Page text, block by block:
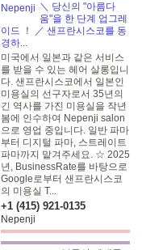
＼ 당신의 "아름다
움"을 한 단계 업그레
이드 ！ ／ 샌프란시스코를 동
경하...
미국에서 일본과 같은 서비스
를 받을 수 있는 헤어 살롱입니
다. 샌프란시스코에서 일본인
미용실의 선구자로서 35년의
긴 역사를 가진 미용실을 작년
봄에 인수하여 Nepenji salon
으로 영업 중입니다. 일반 파마
부터 디지털 파마, 스트레이트
파마까지 맡겨주세요. ☆ 2025
년, BusinessRate를 바탕으로
Google로부터 샌프란시스코
의 미용실 T...
+1 (415) 921-0135
Nepenji